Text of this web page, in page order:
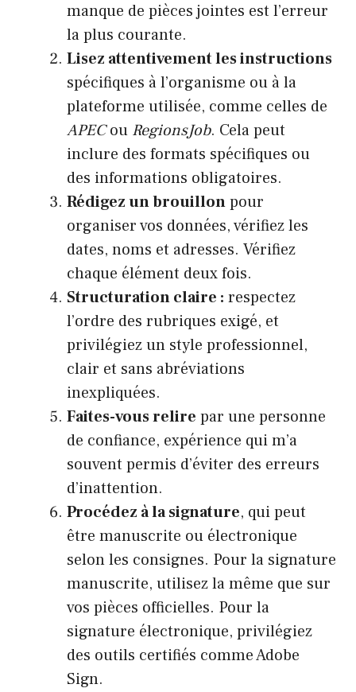
manque de pièces jointes est l’erreur
la plus courante.
Lisez attentivement les instructions
spécifiques à l’organisme ou à la
plateforme utilisée, comme celles de
APECou RegionsJob. Cela peut
inclure des formats spécifiques ou
des informations obligatoires.
Rédigez un brouillonpour
organiser vos données, vérifiez les
dates, noms et adresses. Vérifiez
chaque élément deux fois.
Structuration claire : respectez
l’ordre des rubriques exigé, et
privilégiez un style professionnel,
clair et sans abréviations
inexpliquées.
Faites-vous relire par une personne
de confiance, expérience qui m’a
souvent permis d’éviter des erreurs
d’inattention.
Procédez à la signature, qui peut
être manuscrite ou électronique
selon les consignes. Pour la signature
manuscrite, utilisez la même que sur
vos pièces officielles. Pour la
signature électronique, privilégiez
des outils certifiés comme Adobe
Sign.